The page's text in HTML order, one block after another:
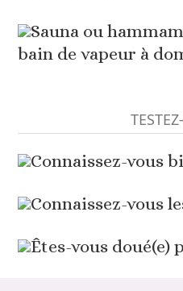
Sauna ou
bain de vapeur à
Connaissez-vous
Connaissez-vous
Êtes-vous doué(e)